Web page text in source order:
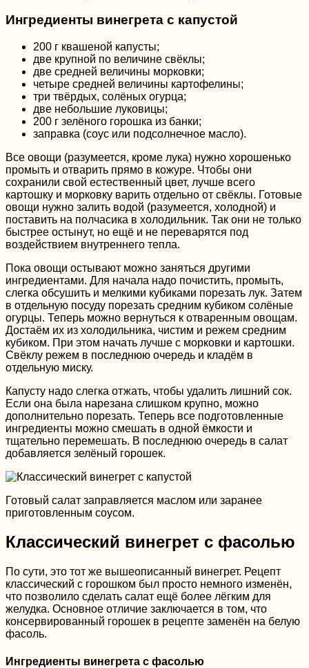
Ингредиенты винегрета с капустой
200 г квашеной капусты;
две крупной по величине свёклы;
две средней величины морковки;
четыре средней величины картофелины;
три твёрдых, солёных огурца;
две небольшие луковицы;
200 г зелёного горошка из банки;
заправка (соус или подсолнечное масло).
Все овощи (разумеется, кроме лука) нужно хорошенько
промыть и отварить прямо в кожуре. Чтобы они
сохранили свой естественный цвет, лучше всего
картошку и морковку варить отдельно от свёклы. Готовые
овощи нужно залить водой (разумеется, холодной) и
поставить на полчасика в холодильник. Так они не только
быстрее остынут, но ещё и не переварятся под
воздействием внутреннего тепла.
Пока овощи остывают можно заняться другими
ингредиентами. Для начала надо почистить, промыть,
слегка обсушить и мелкими кубиками порезать лук. Затем
в отдельную посуду порезать средним кубиком солёные
огурцы. Теперь можно вернуться к отваренным овощам.
Достаём их из холодильника, чистим и режем средним
кубиком. При этом начать лучше с морковки и картошки.
Свёклу режем в последнюю очередь и кладём в
отдельную миску.
Капусту надо слегка отжать, чтобы удалить лишний сок.
Если она была нарезана слишком крупно, можно
дополнительно порезать. Теперь все подготовленные
ингредиенты можно смешать в одной ёмкости и
тщательно перемешать. В последнюю очередь в салат
добавляется зелёный горошек.
Готовый салат заправляется маслом или заранее
приготовленным соусом.
Классический винегрет с фасолью
По сути, это тот же вышеописанный винегрет. Рецепт
классический с горошком был просто немного изменён,
что позволило сделать салат ещё более лёгким для
желудка. Основное отличие заключается в том, что
консервированный горошек в рецепте заменён на белую
фасоль.
Ингредиенты винегрета с фасолью